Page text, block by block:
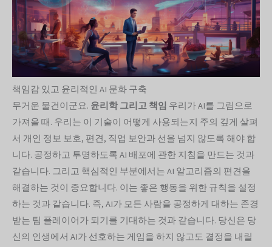
책임감 있고 윤리적인 AI 문화 구축
무거운 물건이군요. 윤리학 그리고 책임 우리가 AI를 그림으로
가져올 때. 우리는 이 기술이 어떻게 사용되는지 주의 깊게 살펴
서 개인 정보 보호, 편견, 직업 보안과 선을 넘지 않도록 해야 합
니다. 공정하고 투명하도록 AI 배포에 관한 지침을 만드는 것과
같습니다. 그리고 핵심적인 부분에서는 AI 알고리즘의 편견을
해결하는 것이 중요합니다. 이는 좋은 행동을 위한 규칙을 설정
하는 것과 같습니다. 즉, AI가 모든 사람을 공정하게 대하는 존경
받는 팀 플레이어가 되기를 기대하는 것과 같습니다. 당신은 당
신의 인생에서 AI가 선호하는 게임을 하지 않고도 결정을 내릴